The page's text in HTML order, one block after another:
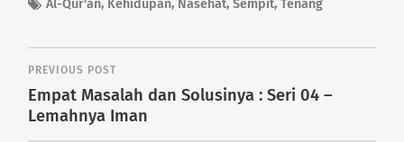
Al-Qur'an, Kehidupan, Nasehat,Sempit,Tenang
PREVIOUS POST
Empat Masalah dan Solusinya : Seri 04 –
Lemahnya Iman